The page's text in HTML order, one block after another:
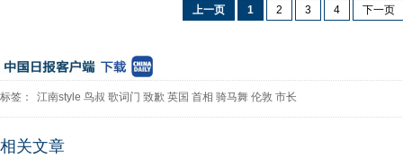
上一页 1 2 3 4 下一页
标签： 江南style 鸟叔 歌词门 致歉 英国 首相 骑马舞 伦敦 市长
相关文章